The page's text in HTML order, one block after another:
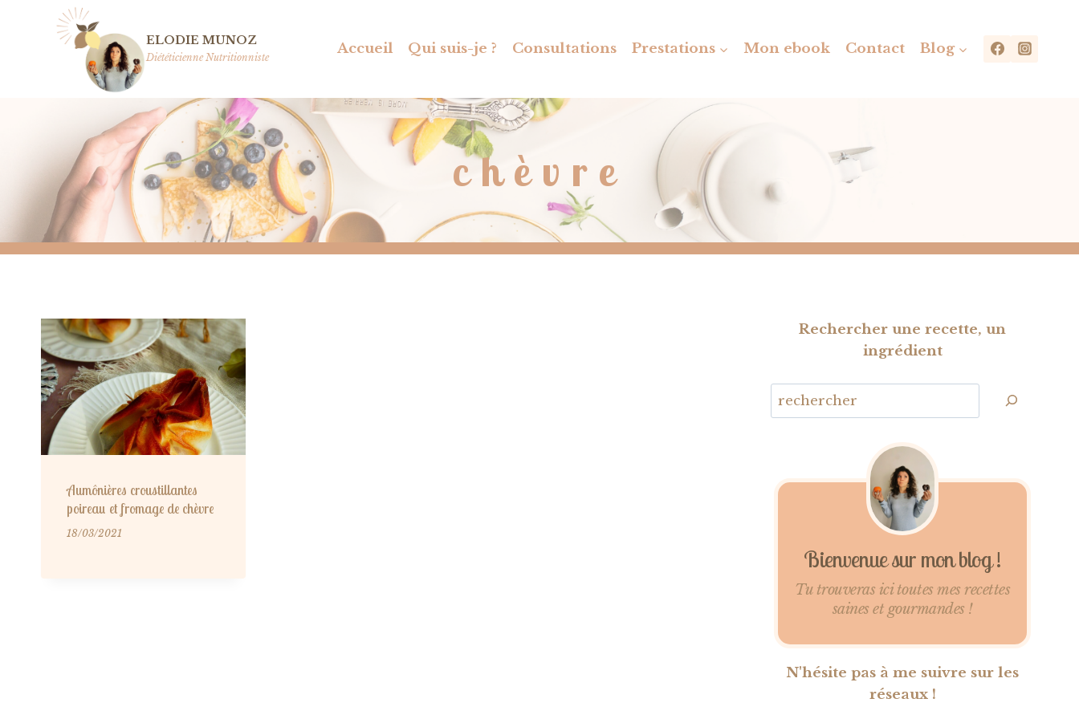
ELODIE MUNOZ
Diététicienne Nutritionniste Accueil Qui suis-je ? Consultations Prestations Mon ebook Contact Blog
chèvre
Aumônières croustillantes
poireau et fromage de chèvre
18/03/2021
Rechercher une recette, un
ingrédient
Bienvenue sur mon blog !
Tu trouveras ici toutes mes recettes
saines et gourmandes !
N'hésite pas à me suivre sur les
réseaux !